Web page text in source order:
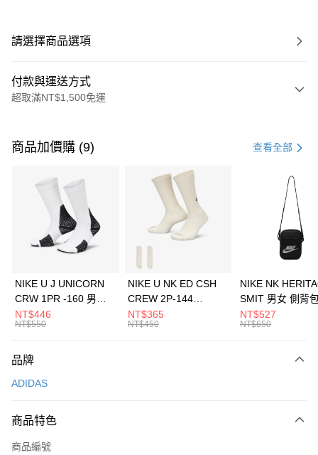
請選擇商品選項
付款與運送方式
超取滿NT$1,500免運
信用卡一次付款
3 期 0 利率 每期 21家銀行
合作金庫商業銀行
第一商業銀行
華南商業銀行
彰化商業銀行
上海商業儲蓄銀行
元大商業銀行
台灣樂天信用卡公司
Apple Pay
全盈+PAY
AFTEE先享後付
【關於「AFTEE先享後付」】
便利好安心！
３．安心：先確認商品／服務後，再付款。
【「AFTEE先享後付」結帳流程】
運送方式
每筆NT$100，滿NT$1,500(含以上)免運費
宅配
商品加價購 (9) 查看全部
NIKE U J UNICORN
CRW 1PR -160 男女
中統襪 FZ3393100
NT$446
NT$550
NIKE U NK ED CSH
CREW 2P-144
EMBRDY 男女 短統襪
FZ3073133
NT$365
NT$450
NIKE NK
SMIT 男女 側背
BA5871010
NT$527
NT$650
品牌
ADIDAS
商品特色
商品編號